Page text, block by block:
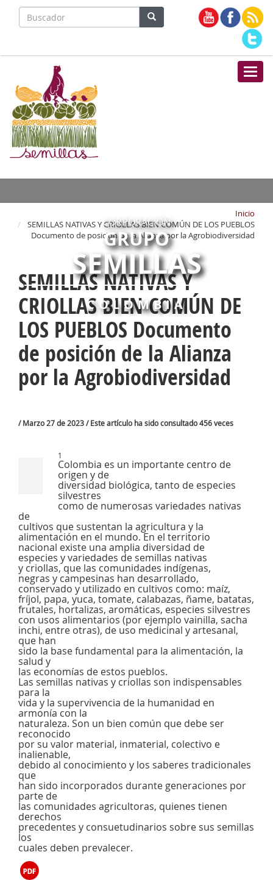
CORPORACIÓN
GRUPO
SEMILLAS
COLOMBIA
Inicio
SEMILLAS NATIVAS Y CRIOLLAS BIEN COMÚN DE LOS PUEBLOS
Documento de posición de la Alianza por la Agrobiodiversidad
SEMILLAS NATIVAS Y
CRIOLLAS BIEN COMÚN DE
LOS PUEBLOS Documento
de posición de la Alianza
por la Agrobiodiversidad
/ Marzo 27 de 2023 / Este artículo ha sido consultado 456 veces
1
Colombia es un importante centro de
origen y de
diversidad biológica, tanto de especies
silvestres
como de numerosas variedades nativas
de
cultivos que sustentan la agricultura y la
alimentación en el mundo. En el territorio
nacional existe una amplia diversidad de
especies y variedades de semillas nativas
y criollas, que las comunidades indígenas,
negras y campesinas han desarrollado,
conservado y utilizado en cultivos como: maíz,
fríjol, papa, yuca, tomate, calabazas, ñame, batatas,
frutales, hortalizas, aromáticas, especies silvestres
con usos alimentarios (por ejemplo vainilla, sacha
inchi, entre otras), de uso medicinal y artesanal,
que han
sido la base fundamental para la alimentación, la
salud y
las economías de estos pueblos.
Las semillas nativas y criollas son indispensables
para la
vida y la supervivencia de la humanidad en
armonía con la
naturaleza. Son un bien común que debe ser
reconocido
por su valor material, inmaterial, colectivo e
inalienable,
debido al conocimiento y los saberes tradicionales
que
han sido incorporados durante generaciones por
parte de
las comunidades agricultoras, quienes tienen
derechos
precedentes y consuetudinarios sobre sus semillas
los
cuales deben prevalecer.